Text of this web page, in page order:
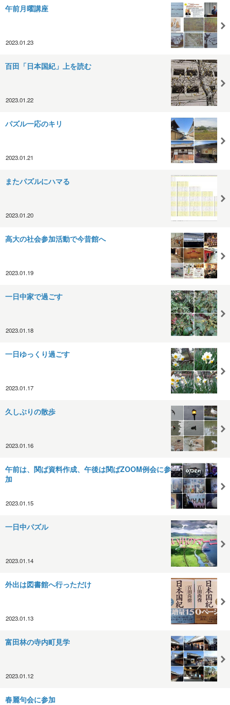
午前月曜講座
2023.01.23
百田「日本国紀」上を読む
2023.01.22
パズル一応のキリ
2023.01.21
またパズルにハマる
2023.01.20
高大の社会参加活動で今昔館へ
2023.01.19
一日中家で過ごす
2023.01.18
一日ゆっくり過ごす
2023.01.17
久しぶりの散歩
2023.01.16
午前は、関ぱ資料作成、午後は関ぱZOOM例会に参
加
2023.01.15
一日中パズル
2023.01.14
外出は図書館へ行っただけ
2023.01.13
富田林の寺内町見学
2023.01.12
春麗句会に参加